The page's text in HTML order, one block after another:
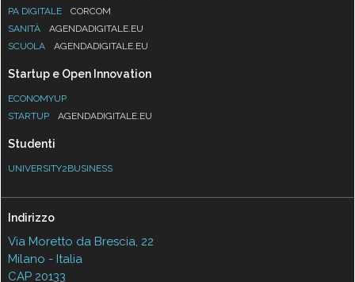
PA DIGITALE
CORCOM
SANITÀ
AGENDADIGITALE.EU
SCUOLA
AGENDADIGITALE.EU
Startup e Open Innovation
ECONOMYUP
STARTUP
AGENDADIGITALE.EU
Studenti
UNIVERSITY2BUSINESS
Indirizzo
Via Moretto da Brescia, 22
Milano - Italia
CAP 20133